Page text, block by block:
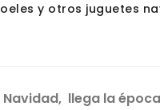
y otros juguetes
Navidad, llega la